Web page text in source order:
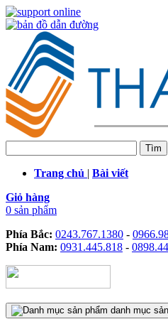
Trang chủ | Bài viết
Giỏ hàng
0 sản phẩm
Phía Bắc: 0243.767.1380 -
Phía Nam: 0931.445.818 -
danh mục